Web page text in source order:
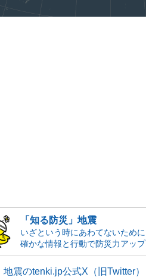
「知る防災」地震
いざという時にあわてないために
確かな情報と行動で防災力アップ
地震のtenki.jp公式X（旧Twitter）